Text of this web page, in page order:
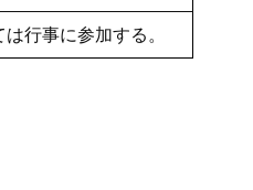
行事に参加する。